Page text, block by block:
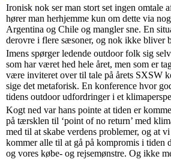
Ironisk nok ser man stort set ingen omtale
hører man herhjemme kun om dette via
Argentina og Chile og mangler sne. En
derovre i flere sæsoner, og nok ikke bliver
Imens spørger ledende outdoor folk sig
som har været hed hele året, men som er
være inviteret over til tale på årets SXSW
sige det metaforisk. En konference hvor
tidens outdoor udfordringer i et
Kogt ned var hans pointe at tiden er
på tærsklen til ‘point of no return’ med
med til at skabe verdens problemer, og at
kommer alle til at gå på kompromis i tiden
og vores købe- og rejsemønstre. Og ikke